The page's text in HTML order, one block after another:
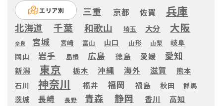
エリア別 三重 京都 佐賀 兵庫
北海道 千葉 和歌山 埼玉 大分 大阪
奈良 宮城 宮崎 富山 山口 山形 山梨
岐阜
岡山
岩手 島根 広島 徳島 愛媛 愛知
新潟 東京 栃木 沖縄 海外 滋賀
熊本
石川
神奈川 福井 福岡 福島 秋田 群馬
茨城 長崎 長野 青森 静岡 香川 高知